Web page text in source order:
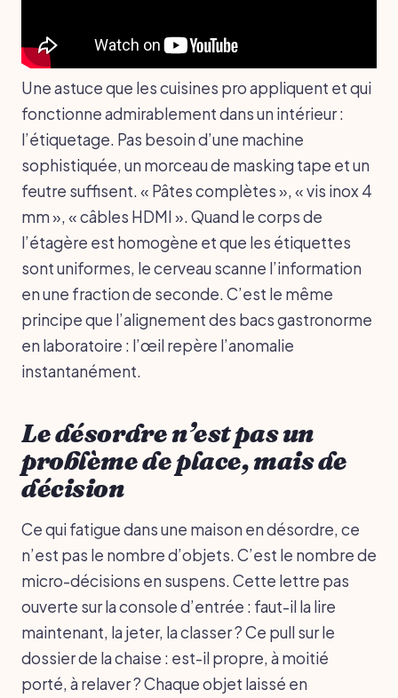
Une astuce que les cuisines pro appliquent et qui
fonctionne admirablement dans un intérieur :
l’étiquetage. Pas besoin d’une machine
sophistiquée, un morceau de masking tape et un
feutre suffisent. « Pâtes complètes », « vis inox 4
mm », « câbles HDMI ». Quand le corps de
l’étagère est homogène et que les étiquettes
sont uniformes, le cerveau scanne l’information
en une fraction de seconde. C’est le même
principe que l’alignement des bacs gastronorme
en laboratoire : l’œil repère l’anomalie
instantanément.
Le désordre n’est pas un
problème de place, mais de
décision
Ce qui fatigue dans une maison en désordre, ce
n’est pas le nombre d’objets. C’est le nombre de
micro-décisions en suspens. Cette lettre pas
ouverte sur la console d’entrée : faut-il la lire
maintenant, la jeter, la classer ? Ce pull sur le
dossier de la chaise : est-il propre, à moitié
porté, à relaver ? Chaque objet laissé en